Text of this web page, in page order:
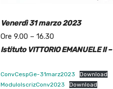
Venerdì 31 marzo 2023
Ore 9.00 – 16.30
Istituto VITTORIO EMANUELE II –
ConvCespGe-31marz2023
Download
ModuloIscrizConv2023
Download